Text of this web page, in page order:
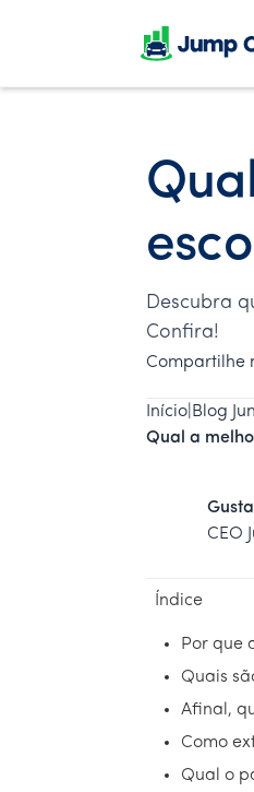
Descubra
Confira!
Compartilhe
Início Blog
Qual a
CEO
Índice
Por que
Quais
Afinal,
Como
Qual o